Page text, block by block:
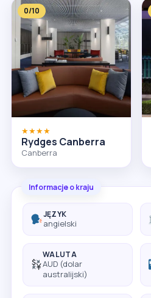
0/10
★★★★
Rydges Canberra
Canberra
Informacje o kraju
JĘZYK
angielski
WALUTA
AUD (dolar
australijski)